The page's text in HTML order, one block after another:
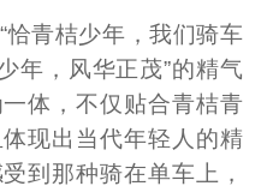
恰青桔少年，我们骑车
年，风华正茂”的精气
体，不仅贴合青桔青
现出当代年轻人的精
到那种骑在单车上，